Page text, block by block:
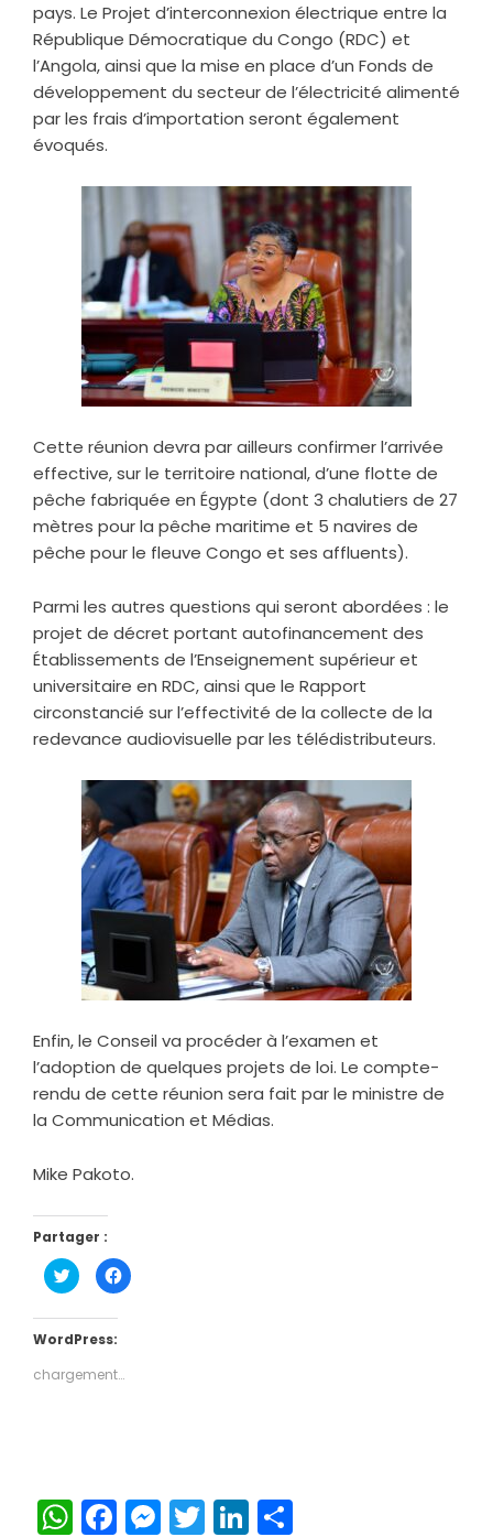
pays. Le Projet d’interconnexion électrique entre la
République Démocratique du Congo (RDC) et
l’Angola, ainsi que la mise en place d’un Fonds de
développement du secteur de l’électricité alimenté
par les frais d’importation seront également
évoqués.
Cette réunion devra par ailleurs confirmer l’arrivée
effective, sur le territoire national, d’une flotte de
pêche fabriquée en Égypte (dont 3 chalutiers de 27
mètres pour la pêche maritime et 5 navires de
pêche pour le fleuve Congo et ses affluents).
Parmi les autres questions qui seront abordées : le
projet de décret portant autofinancement des
Établissements de l’Enseignement supérieur et
universitaire en RDC, ainsi que le Rapport
circonstancié sur l’effectivité de la collecte de la
redevance audiovisuelle par les télédistributeurs.
Enfin, le Conseil va procéder à l’examen et
l’adoption de quelques projets de loi. Le compte-
rendu de cette réunion sera fait par le ministre de
la Communication et Médias.
Mike Pakoto.
Partager :
Cliquez
pour
partager
Twitter(ouvre
dans
fenêtre)
Cliquez
pour
fenêtre)
WordPress:
chargement…
WhatsApp
Facebook
Messenger
TwitterLinkedIn